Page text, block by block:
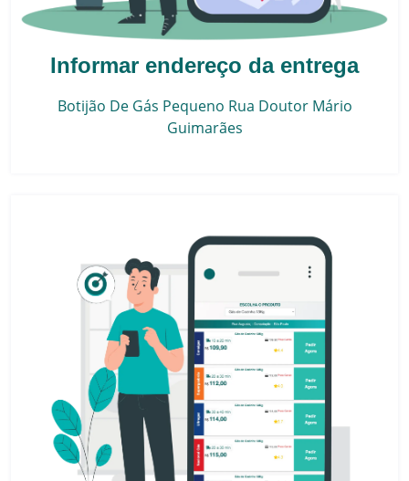
Informar endereço da entrega
Botijão De Gás Pequeno Rua Doutor Mário
Guimarães